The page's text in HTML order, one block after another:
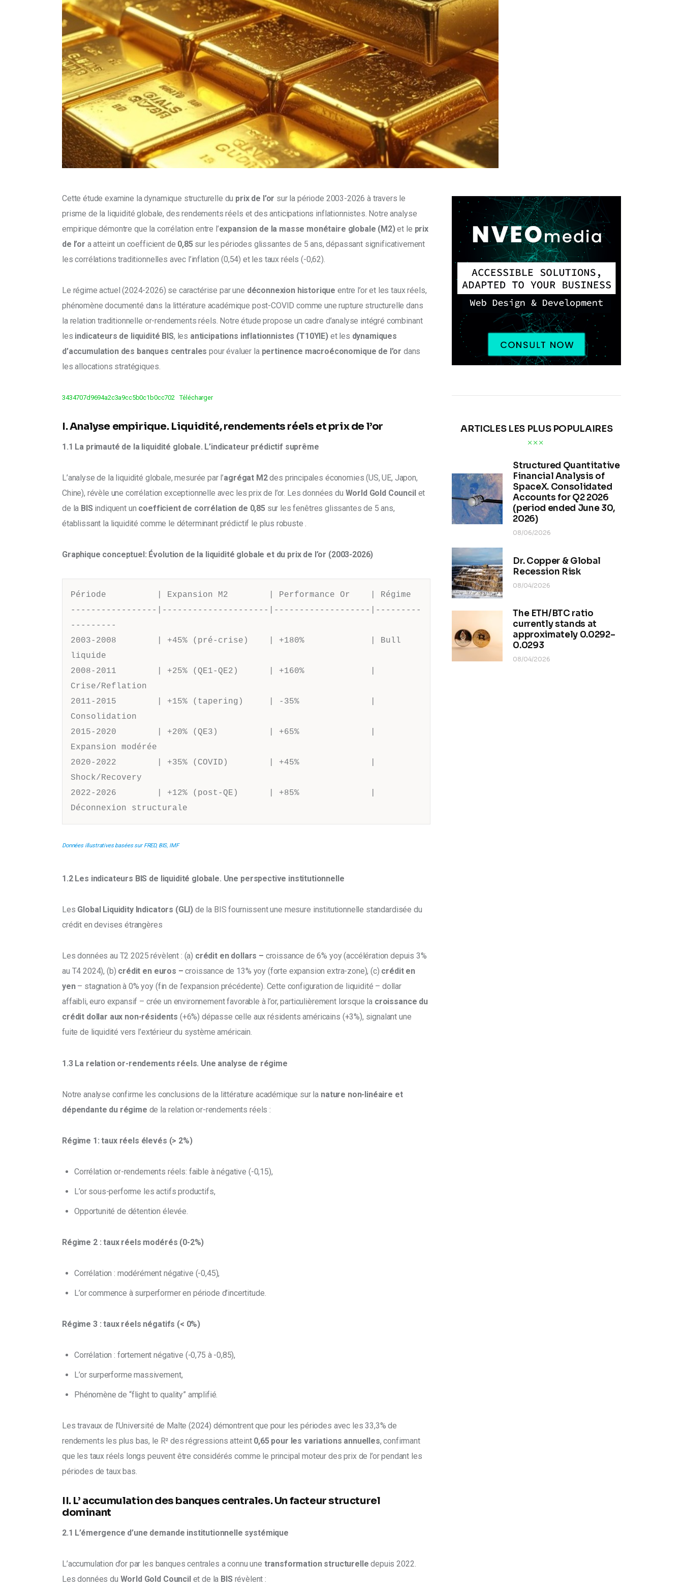
Cette étude examine la dynamique structurelle du prix de l’or sur la période 2003-2026 à travers le
prisme de la liquidité globale, des rendements réels et des anticipations inflationnistes. Notre analyse
empirique démontre que la corrélation entre l’expansion de la masse monétaire globale (M2) et le prix
de l’or a atteint un coefficient de 0,85 sur les périodes glissantes de 5 ans, dépassant significativement
les corrélations traditionnelles avec l’inflation (0,54) et les taux réels (-0,62).
Le régime actuel (2024-2026) se caractérise par une déconnexion historique entre l’or et les taux réels,
phénomène documenté dans la littérature académique post-COVID comme une rupture structurelle dans
la relation traditionnelle or-rendements réels. Notre étude propose un cadre d’analyse intégré combinant
les indicateurs de liquidité BIS, les anticipations inflationnistes (T10YIE) et les dynamiques
d’accumulation des banques centrales pour évaluer la pertinence macroéconomique de l’or dans
les allocations stratégiques.
3434707d9694a2c3a9cc5b0c1b0cc702 Télécharger
I. Analyse empirique. Liquidité, rendements réels et prix de l’or
1.1 La primauté de la liquidité globale. L’indicateur prédictif suprême
L’analyse de la liquidité globale, mesurée par l’agrégat M2 des principales économies (US, UE, Japon,
Chine), révèle une corrélation exceptionnelle avec les prix de l’or. Les données du World Gold Council et
de la BIS indiquent un coefficient de corrélation de 0,85 sur les fenêtres glissantes de 5 ans,
établissant la liquidité comme le déterminant prédictif le plus robuste .
Graphique conceptuel: Évolution de la liquidité globale et du prix de l’or (2003-2026)
Période          | Expansion M2        | Performance Or    | Régime
-----------------|---------------------|-------------------|---------
---------
2003-2008        | +45% (pré-crise)    | +180%             | Bull
liquide
2008-2011        | +25% (QE1-QE2)      | +160%             |
Crise/Reflation
2011-2015        | +15% (tapering)     | -35%              |
Consolidation
2015-2020        | +20% (QE3)          | +65%              |
Expansion modérée
2020-2022        | +35% (COVID)        | +45%              |
Shock/Recovery
2022-2026        | +12% (post-QE)      | +85%              |
Déconnexion structurale
Données illustratives basées sur FRED, BIS, IMF
1.2 Les indicateurs BIS de liquidité globale. Une perspective institutionnelle
Les Global Liquidity Indicators (GLI) de la BIS fournissent une mesure institutionnelle standardisée du
crédit en devises étrangères
Les données au T2 2025 révèlent : (a) crédit en dollars – croissance de 6% yoy (accélération depuis 3%
au T4 2024), (b) crédit en euros – croissance de 13% yoy (forte expansion extra-zone), (c) crédit en
yen – stagnation à 0% yoy (fin de l’expansion précédente). Cette configuration de liquidité – dollar
affaibli, euro expansif – crée un environnement favorable à l’or, particulièrement lorsque la croissance du
crédit dollar aux non-résidents (+6%) dépasse celle aux résidents américains (+3%), signalant une
fuite de liquidité vers l’extérieur du système américain.
1.3 La relation or-rendements réels. Une analyse de régime
Notre analyse confirme les conclusions de la littérature académique sur la nature non-linéaire et
dépendante du régime de la relation or-rendements réels :
Régime 1: taux réels élevés (> 2%)
Corrélation or-rendements réels: faible à négative (-0,15),
L’or sous-performe les actifs productifs,
Opportunité de détention élevée.
Régime 2 : taux réels modérés (0-2%)
Corrélation : modérément négative (-0,45),
L’or commence à surperformer en période d’incertitude.
Régime 3 : taux réels négatifs (< 0%)
Corrélation : fortement négative (-0,75 à -0,85),
L’or surperforme massivement,
Phénomène de “flight to quality” amplifié.
Les travaux de l’Université de Malte (2024) démontrent que pour les périodes avec les 33,3% de
rendements les plus bas, le R² des régressions atteint 0,65 pour les variations annuelles, confirmant
que les taux réels longs peuvent être considérés comme le principal moteur des prix de l’or pendant les
périodes de taux bas.
II. L’ accumulation des banques centrales. Un facteur structurel
dominant
2.1 L’émergence d’une demande institutionnelle systémique
L’accumulation d’or par les banques centrales a connu une transformation structurelle depuis 2022.
Les données du World Gold Council et de la BIS révèlent :
ARTICLES LES PLUS POPULAIRES
Structured Quantitative
Financial Analysis of
SpaceX. Consolidated
Accounts for Q2 2026
(period ended June 30,
2026)
08/06/2026
Dr. Copper & Global
Recession Risk
08/04/2026
The ETH/BTC ratio
currently stands at
approximately 0.0292–
0.0293
08/04/2026